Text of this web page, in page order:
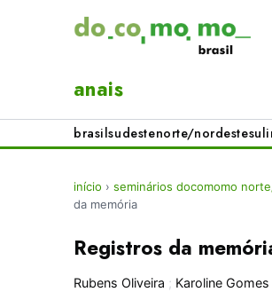
anais
brasilsudestenorte/nordestesul
início › seminários docomomo
da memória
Registros da
Rubens Oliveira ; Karoline Gomes